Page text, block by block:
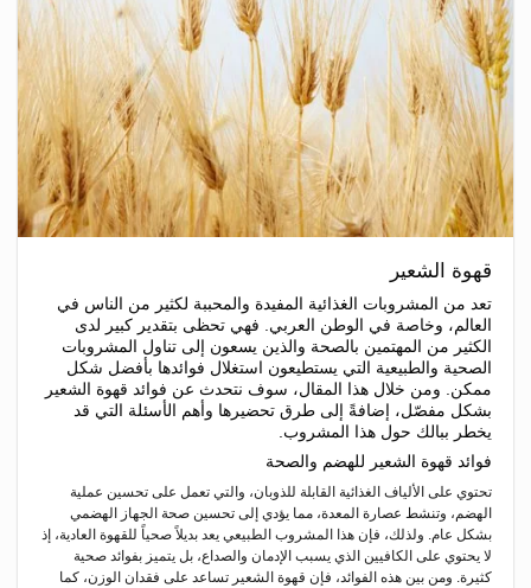
قهوة الشعير
تعد من المشروبات الغذائية المفيدة والمحببة لكثير من الناس في
العالم، وخاصة في الوطن العربي. فهي تحظى بتقدير كبير لدى
الكثير من المهتمين بالصحة والذين يسعون إلى تناول المشروبات
الصحية والطبيعية التي يستطيعون استغلال فوائدها بأفضل شكل
ممكن. ومن خلال هذا المقال، سوف نتحدث عن فوائد قهوة الشعير
بشكل مفصّل، إضافةً إلى طرق تحضيرها وأهم الأسئلة التي قد
يخطر ببالك حول هذا المشروب.
فوائد قهوة الشعير للهضم والصحة
تحتوي على الألياف الغذائية القابلة للذوبان، والتي تعمل على تحسين عملية
الهضم، وتنشط عصارة المعدة، مما يؤدي إلى تحسين صحة الجهاز الهضمي
بشكل عام. ولذلك، فإن هذا المشروب الطبيعي يعد بديلاً صحياً للقهوة العادية، إذ
لا يحتوي على الكافيين الذي يسبب الإدمان والصداع، بل يتميز بفوائد صحية
كثيرة. ومن بين هذه الفوائد، فإن قهوة الشعير تساعد على فقدان الوزن، كما